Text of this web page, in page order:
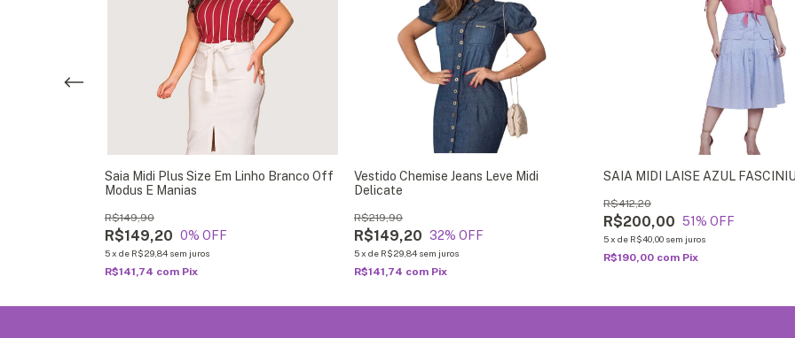
Saia Midi Plus Size Em Linho Branco Off
Modus E Manias
R$149,20
R$149,90
0% OFF
5x de R$29,84 sem juros
R$141,74 com Pix
Vestido Chemise Jeans Leve Midi
Delicate
R$149,20
R$219,90
32% OFF
5x de R$29,84 sem juros
R$141,74 com Pix
SAIA MIDI LAISE AZUL
R$200,00
R$412,20
51% OFF
5x de R$40,00 sem juros
R$190,00 com Pix